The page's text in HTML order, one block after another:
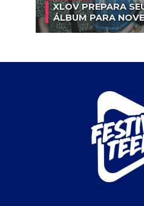
XLOV PREPARA
ÁLBUM PARA